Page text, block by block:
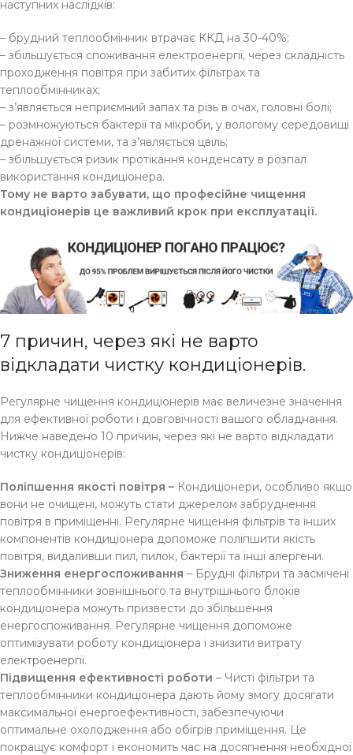
наступних наслідків:
– брудний теплообмінник втрачає ККД на 30-40%;
– збільшується споживання електроенергії, через складність
проходження повітря при забитих фільтрах та
теплообмінниках;
– з’являється неприємний запах та різь в очах, головні болі;
– розмножуються бактерії та мікроби, у вологому середовищі
дренажної системи, та з’являється цвіль;
– збільшується ризик протікання конденсату в розпал
використання кондиціонера.
Тому не варто забувати, що професійне чищення
кондиціонерів це важливий крок при експлуатації.
7 причин, через які не варто
відкладати чистку кондиціонерів.
Регулярне чищення кондиціонерів має величезне значення
для ефективної роботи і довговічності вашого обладнання.
Нижче наведено 10 причин, через які не варто відкладати
чистку кондиціонерів:
Поліпшення якості повітря – Кондиціонери, особливо якщо
вони не очищені, можуть стати джерелом забруднення
повітря в приміщенні. Регулярне чищення фільтрів та інших
компонентів кондиціонера допоможе поліпшити якість
повітря, видаливши пил, пилок, бактерії та інші алергени.
Зниження енергоспоживання – Брудні фільтри та засмічені
теплообмінники зовнішнього та внутрішнього блоків
кондиціонера можуть призвести до збільшення
енергоспоживання. Регулярне чищення допоможе
оптимізувати роботу кондиціонера і знизити витрату
електроенергії.
Підвищення ефективності роботи – Чисті фільтри та
теплообмінники кондиціонера дають йому змогу досягати
максимальної енергоефективності, забезпечуючи
оптимальне охолодження або обігрів приміщення. Це
покращує комфорт і економить час на досягнення необхідної